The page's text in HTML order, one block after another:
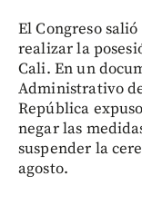
El Congreso
realizar la
Cali. En un
Administrativo
República
negar las
suspender la
agosto.